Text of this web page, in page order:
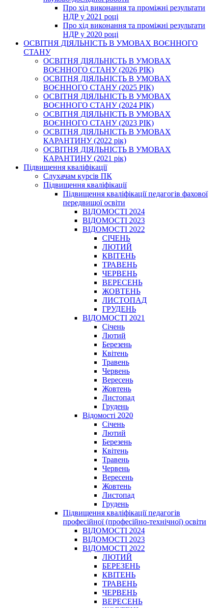
Про хід виконання та проміжні результати
НДР у 2021 році
Про хід виконання та проміжні результати
НДР у 2020 році
ОСВІТНЯ ДІЯЛЬНІСТЬ В УМОВАХ ВОЄННОГО
СТАНУ
ОСВІТНЯ ДІЯЛЬНІСТЬ В УМОВАХ
ВОЄННОГО СТАНУ (2026 РІК)
ОСВІТНЯ ДІЯЛЬНІСТЬ В УМОВАХ
ВОЄННОГО СТАНУ (2025 РІК)
ОСВІТНЯ ДІЯЛЬНІСТЬ В УМОВАХ
ВОЄННОГО СТАНУ (2024 РІК)
ОСВІТНЯ ДІЯЛЬНІСТЬ В УМОВАХ
ВОЄННОГО СТАНУ (2023 РІК)
ОСВІТНЯ ДІЯЛЬНІСТЬ В УМОВАХ
КАРАНТИНУ (2022 рік)
ОСВІТНЯ ДІЯЛЬНІСТЬ В УМОВАХ
КАРАНТИНУ (2021 рік)
Підвищення кваліфікації
Слухачам курсів ПК
Підвищення кваліфікації
Підвищення кваліфікації педагогів фахової
передвищої освіти
ВІДОМОСТІ 2024
ВІДОМОСТІ 2023
ВІДОМОСТІ 2022
СІЧЕНЬ
ЛЮТИЙ
КВІТЕНЬ
ТРАВЕНЬ
ЧЕРВЕНЬ
ВЕРЕСЕНЬ
ЖОВТЕНЬ
ЛИСТОПАД
ГРУДЕНЬ
ВІДОМОСТІ 2021
Січень
Лютий
Березень
Квітень
Травень
Червень
Вересень
Жовтень
Листопад
Грудень
Відомості 2020
Січень
Лютий
Березень
Квітень
Травень
Червень
Вересень
Жовтень
Листопад
Грудень
Підвищення кваліфікації педагогів
професійної (професійно-технічної) освіти
ВІДОМОСТІ 2024
ВІДОМОСТІ 2023
ВІДОМОСТІ 2022
ЛЮТИЙ
БЕРЕЗЕНЬ
КВІТЕНЬ
ТРАВЕНЬ
ЧЕРВЕНЬ
ВЕРЕСЕНЬ